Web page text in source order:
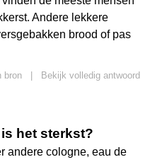
Andere lekkere
brood of pas
bron
Bekijk volledig antwoord
het sterkst?
andere cologne, eau de